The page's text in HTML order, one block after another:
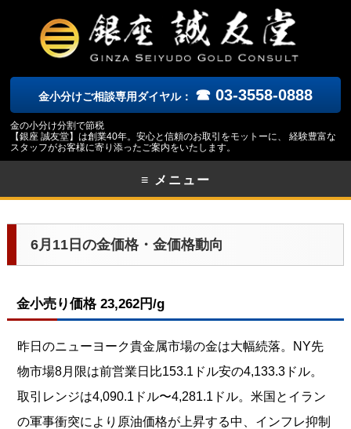
金小分けご相談専用ダイヤル： ☎ 03-3558-0888
金の小分け分割で節税
【銀座 誠友堂】は創業40年。安心と信頼のお取引をモットーに、 経験豊富な
スタッフがお客様に寄り添ったご案内をいたします。
≡ メニュー
6月11日の金価格・金価格動向
金小売り価格 23,262円/g
昨日のニューヨーク貴金属市場の金は大幅続落。NY先
物市場8月限は前営業日比153.1ドル安の4,133.3ドル。
取引レンジは4,090.1ドル〜4,281.1ドル。米国とイラン
の軍事衝突により原油価格が上昇する中、インフレ抑制